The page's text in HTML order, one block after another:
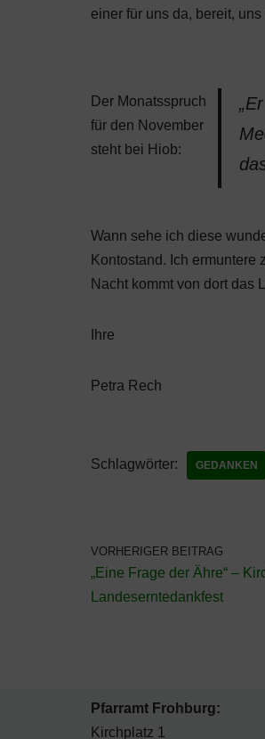
einer für uns da, bereit,
Der Monatsspruch
für den November
steht bei Hiob:
Wann sehe ich diese
Kontostand. Ich ermuntere
Nacht kommt von dort das
Ihre
Petra Rech
Schlagwörter: GEDANKEN
VORHERIGER BEITRAG
„Eine Frage der Ähre“ –
Landeserntedankfest
Pfarramt Frohburg:
Kirchplatz 1